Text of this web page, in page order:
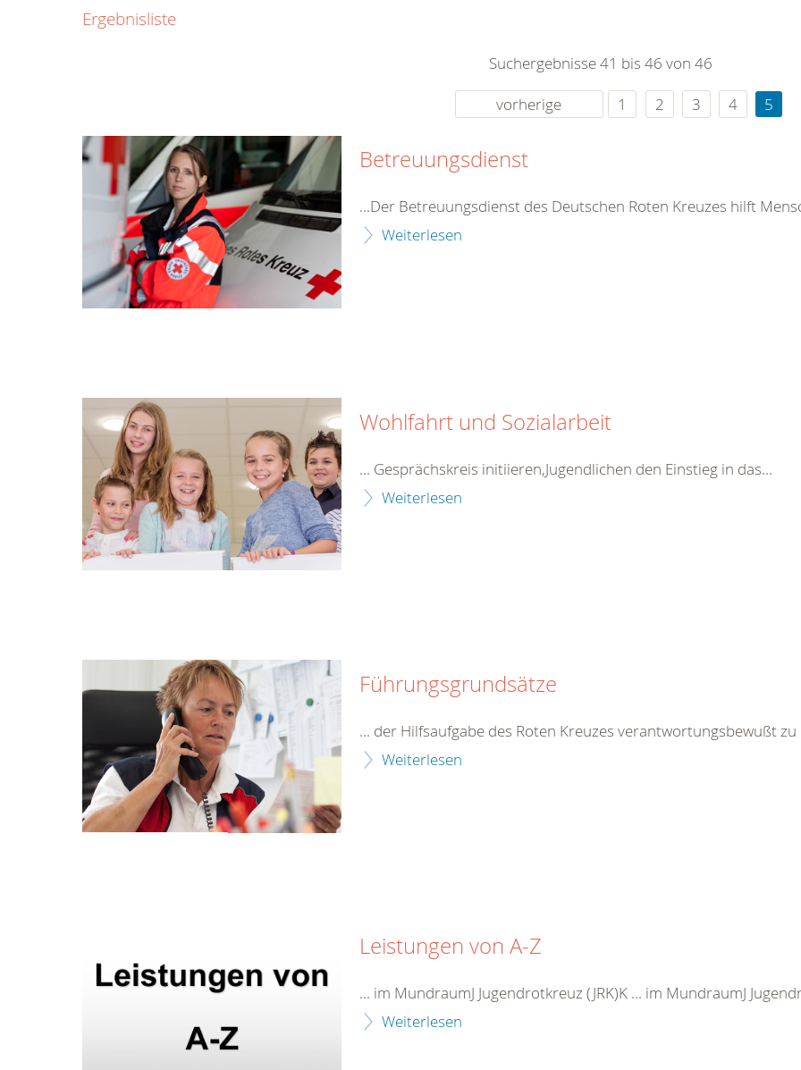
Ergebnisliste
Suchergebnisse 41 bis 46 von 46
vorherige
1 2 3 4 5
Betreuungsdienst
...Der Betreuungsdienst des Deutschen Roten Kreuzes hilft
Weiterlesen
Wohlfahrt und Sozialarbeit
... Gesprächskreis initiieren,Jugendlichen den Einstieg in das...
Weiterlesen
Führungsgrundsätze
... der Hilfsaufgabe des Roten Kreuzes verantwortungsbewußt zu
Weiterlesen
Leistungen von A-Z
... im MundraumJ Jugendrotkreuz (JRK)K ... im MundraumJ Jugend
Weiterlesen